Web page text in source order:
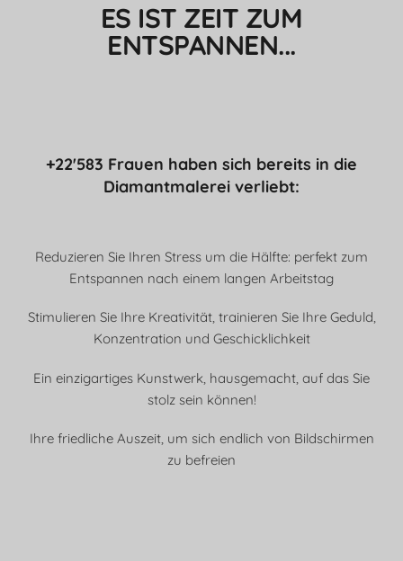
ES IST ZEIT ZUM
ENTSPANNEN...
+22'583 Frauen haben sich bereits in die
Diamantmalerei verliebt:
Reduzieren Sie Ihren Stress um die Hälfte: perfekt zum
Entspannen nach einem langen Arbeitstag
Stimulieren Sie Ihre Kreativität, trainieren Sie Ihre Geduld,
Konzentration und Geschicklichkeit
Ein einzigartiges Kunstwerk, hausgemacht, auf das Sie
stolz sein können!
Ihre friedliche Auszeit, um sich endlich von Bildschirmen
zu befreien